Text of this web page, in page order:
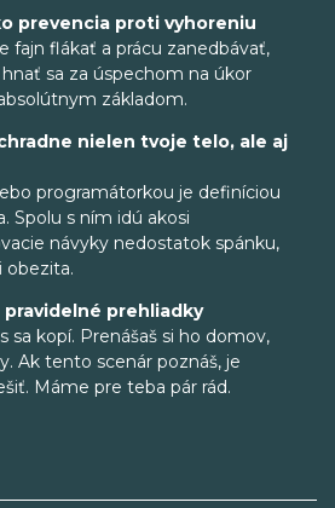
prevencia proti vyhoreniu
fajn flákať a prácu zanedbávať,
sa za úspechom na úkor
základom.
nielen tvoje telo, ale aj
programátorkou je definíciou
Spolu s ním idú akosi
návyky nedostatok spánku,
obezita.
prehliadky
sa kopí. Prenášaš si ho domov,
Ak tento scenár poznáš, je
Máme pre teba pár rád.